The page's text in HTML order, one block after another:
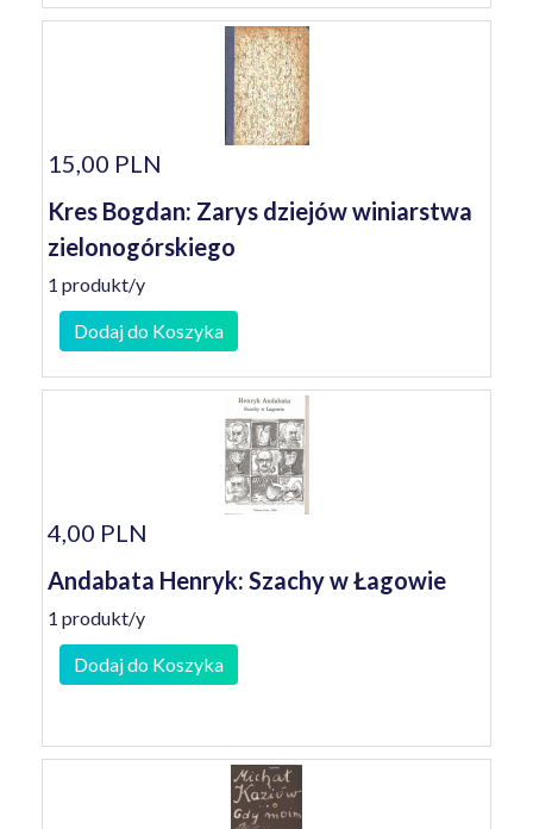
15,00 PLN
Kres Bogdan: Zarys dziejów winiarstwa
zielonogórskiego
1 produkt/y
Dodaj do Koszyka
4,00 PLN
Andabata Henryk: Szachy w Łagowie
1 produkt/y
Dodaj do Koszyka